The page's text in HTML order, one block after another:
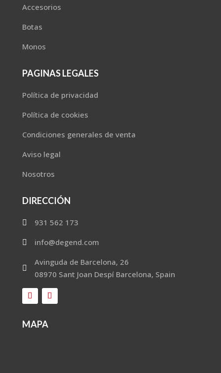
Accesorios
Botas
Monos
PAGINAS LEGALES
Política de privacidad
Política de cookies
Condiciones generales de venta
Aviso legal
Nosotros
DIRECCIÓN
 931 562 173
 info@degend.com

Avinguda de Barcelona, 26
08970 Sant Joan Despí Barcelona, Spain
MAPA